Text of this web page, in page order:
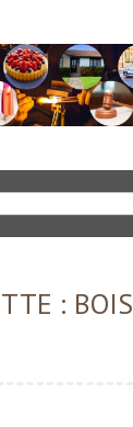
: BOIS